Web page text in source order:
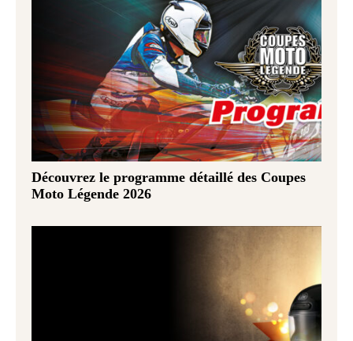
Découvrez le programme détaillé des Coupes
Moto Légende 2026